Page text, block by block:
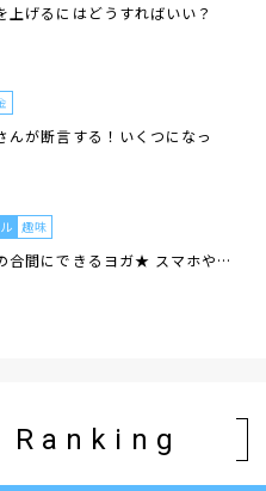
上げるにはどうすればいい？
んが断言する！いくつになっ
趣味
合間にできるヨガ★ スマホや…